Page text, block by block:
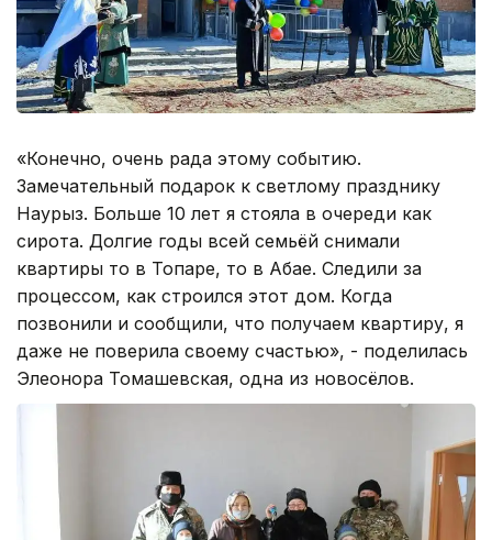
«Конечно, очень рада этому событию.
Замечательный подарок к светлому празднику
Наурыз. Больше 10 лет я стояла в очереди как
сирота. Долгие годы всей семьёй снимали
квартиры то в Топаре, то в Абае. Следили за
процессом, как строился этот дом. Когда
позвонили и сообщили, что получаем квартиру, я
даже не поверила своему счастью», - поделилась
Элеонора Томашевская, одна из новосёлов.